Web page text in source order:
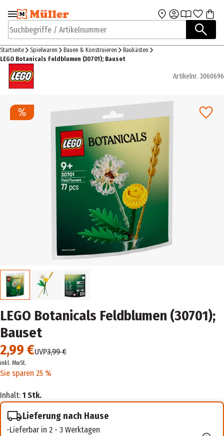
Zur Navigation
springen
Zum Hauptinhalt
Suchbegriffe / Artikelnummer
Startseite Spielwaren Bauen & Konstruieren
Baukästen
LEGO Botanicals Feldblumen (30701); Bauset
Artikelnr. 3060696
LEGO Botanicals Feldblumen (30701);
Bauset
2,99 €UVP3,99 €
inkl. MwSt.
Sie sparen 25 %
Inhalt: 1 Stk.
Lieferung nach Hause
Lieferbar in 2 - 3 Werktagen